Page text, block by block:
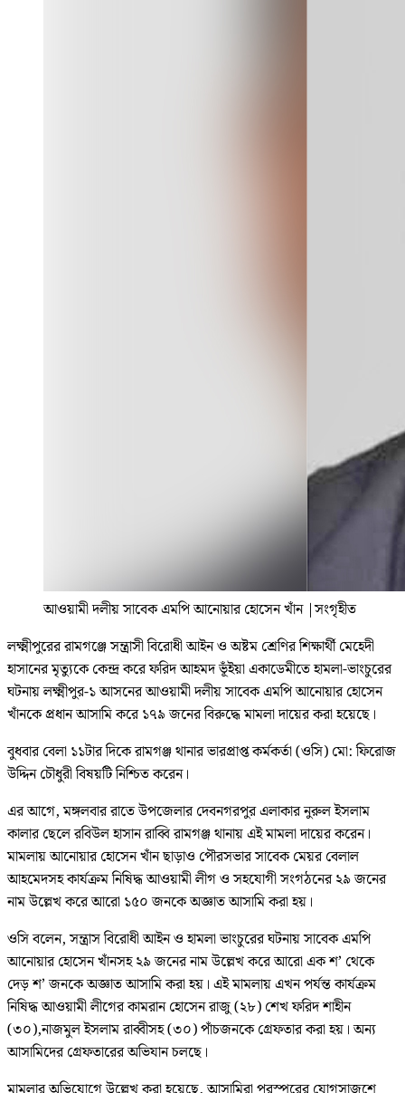
আওয়ামী দলীয় সাবেক এমপি আনোয়ার হোসেন খাঁন |সংগৃহীত
লক্ষ্মীপুরের রামগঞ্জে সন্ত্রাসী বিরোধী আইন ও অষ্টম শ্রেণির শিক্ষার্থী মেহেদী
হাসানের মৃত্যুকে কেন্দ্র করে ফরিদ আহমদ ভূঁইয়া একাডেমীতে হামলা-ভাংচুরের
ঘটনায় লক্ষ্মীপুর-১ আসনের আওয়ামী দলীয় সাবেক এমপি আনোয়ার হোসেন
খাঁনকে প্রধান আসামি করে ১৭৯ জনের বিরুদ্ধে মামলা দায়ের করা হয়েছে।
বুধবার বেলা ১১টার দিকে রামগঞ্জ থানার ভারপ্রাপ্ত কর্মকর্তা (ওসি) মো: ফিরোজ
উদ্দিন চৌধুরী বিষয়টি নিশ্চিত করেন।
এর আগে, মঙ্গলবার রাতে উপজেলার দেবনগরপুর এলাকার নুরুল ইসলাম
কালার ছেলে রবিউল হাসান রাব্বি রামগঞ্জ থানায় এই মামলা দায়ের করেন।
মামলায় আনোয়ার হোসেন খাঁন ছাড়াও পৌরসভার সাবেক মেয়র বেলাল
আহমেদসহ কার্যক্রম নিষিদ্ধ আওয়ামী লীগ ও সহযোগী সংগঠনের ২৯ জনের
নাম উল্লেখ করে আরো ১৫০ জনকে অজ্ঞাত আসামি করা হয়।
ওসি বলেন, সন্ত্রাস বিরোধী আইন ও হামলা ভাংচুরের ঘটনায় সাবেক এমপি
আনোয়ার হোসেন খাঁনসহ ২৯ জনের নাম উল্লেখ করে আরো এক শ’ থেকে
দেড় শ’ জনকে অজ্ঞাত আসামি করা হয়। এই মামলায় এখন পর্যন্ত কার্যক্রম
নিষিদ্ধ আওয়ামী লীগের কামরান হোসেন রাজু (২৮) শেখ ফরিদ শাহীন
(৩০),নাজমুল ইসলাম রাব্বীসহ (৩০) পাঁচজনকে গ্রেফতার করা হয়। অন্য
আসামিদের গ্রেফতারের অভিযান চলছে।